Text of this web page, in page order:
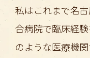
私はこれまで名
合病院で臨床経
のような医療機